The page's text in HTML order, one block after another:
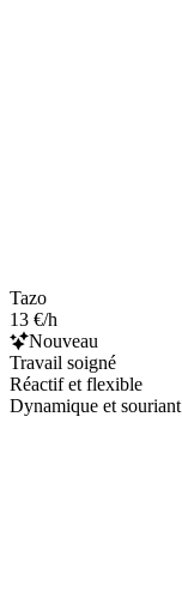
Tazo
13 €/h
Nouveau
Travail soigné
Réactif et flexible
Dynamique et souriant